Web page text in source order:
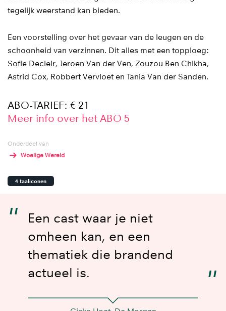
tegelijk weerstand kan bieden.
Een voorstelling over het gevaar van de leugen en de
schoonheid van verzinnen. Dit alles met een topploeg:
Sofie Decleir, Jeroen Van der Ven, Zouzou Ben Chikha,
Astrid Cox, Robbert Vervloet en Tania Van der Sanden.
ABO-TARIEF: € 21
Meer info over het ABO 5
Onderdeel van
Woelige Wereld
4 taaliconen
Een cast waar je niet
omheen kan, en een
thematiek die brandend
actueel is.